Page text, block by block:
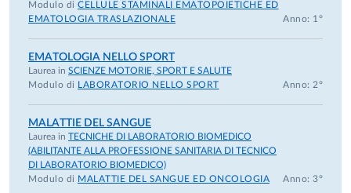
Technology.
March 2021 until now: Full Professor in Hematology
Participation in committees and istitutional roles
Member of the board of the Ph.D. in “Medical Science”
of the University of Parma from 2011 until now.
Member of the Local Research Board of the “Azienda
Ospedaliero-Universitaria di Parma” from April 2011 to
Modulo di CELLULE STAMINALI EMATOPOIETICHE ED
EMATOLOGIA TRASLAZIONALE
Anno: 1°
EMATOLOGIA NELLO SPORT
Laurea in SCIENZE MOTORIE, SPORT E SALUTE
Modulo di LABORATORIO NELLO SPORT Anno: 2°
MALATTIE DEL SANGUE
Laurea in TECNICHE DI LABORATORIO BIOMEDICO
(ABILITANTE ALLA PROFESSIONE SANITARIA DI TECNICO
DI LABORATORIO BIOMEDICO)
Modulo di MALATTIE DEL SANGUE ED ONCOLOGIA Anno: 3°